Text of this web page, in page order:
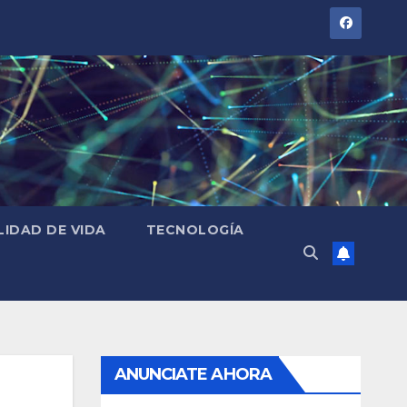
DE VIDA TECNOLOGÍA
ANUNCIATE AHORA